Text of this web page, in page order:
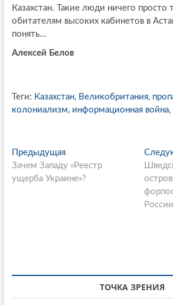
Казахстан. Такие люди ничего просто
обитателям высоких кабинетов в
понять…
Алексей Белов
Теги: Казахстан, Великобритания,
колониализм, информационная война,
P
o
v
ПредыдущаяП
р
е
Зачем Западу «Реестр
ущерба Украине»?
ТОЧКА ЗРЕНИЯ